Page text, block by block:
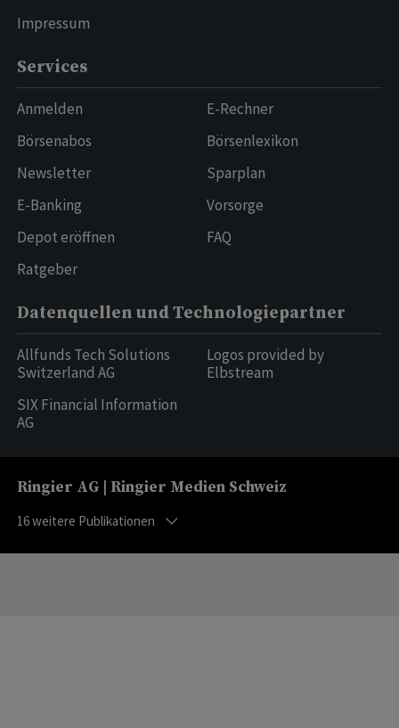
Impressum
Services
Anmelden
Börsenabos
Newsletter
E-Banking
Depot eröffnen
Ratgeber
E-Rechner
Börsenlexikon
Sparplan
Vorsorge
FAQ
Datenquellen und Technologiepartner
Allfunds Tech Solutions
Switzerland AG
SIX Financial Information
AG
Logos provided by
Elbstream
Ringier AG | Ringier Medien Schweiz
16weitere Publikationen